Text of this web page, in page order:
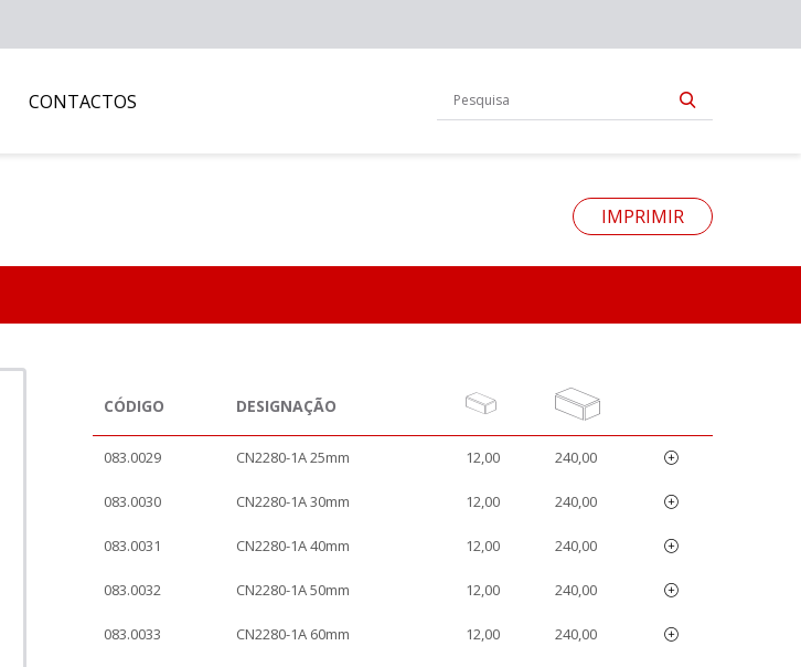
CONTACTOS
IMPRIMIR
CÓDIGO DESIGNAÇÃO
083.0029 CN2280-1A 25mm 12,00 240,00
083.0030 CN2280-1A 30mm 12,00 240,00
083.0031 CN2280-1A 40mm 12,00 240,00
083.0032 CN2280-1A 50mm 12,00 240,00
083.0033 CN2280-1A 60mm 12,00 240,00